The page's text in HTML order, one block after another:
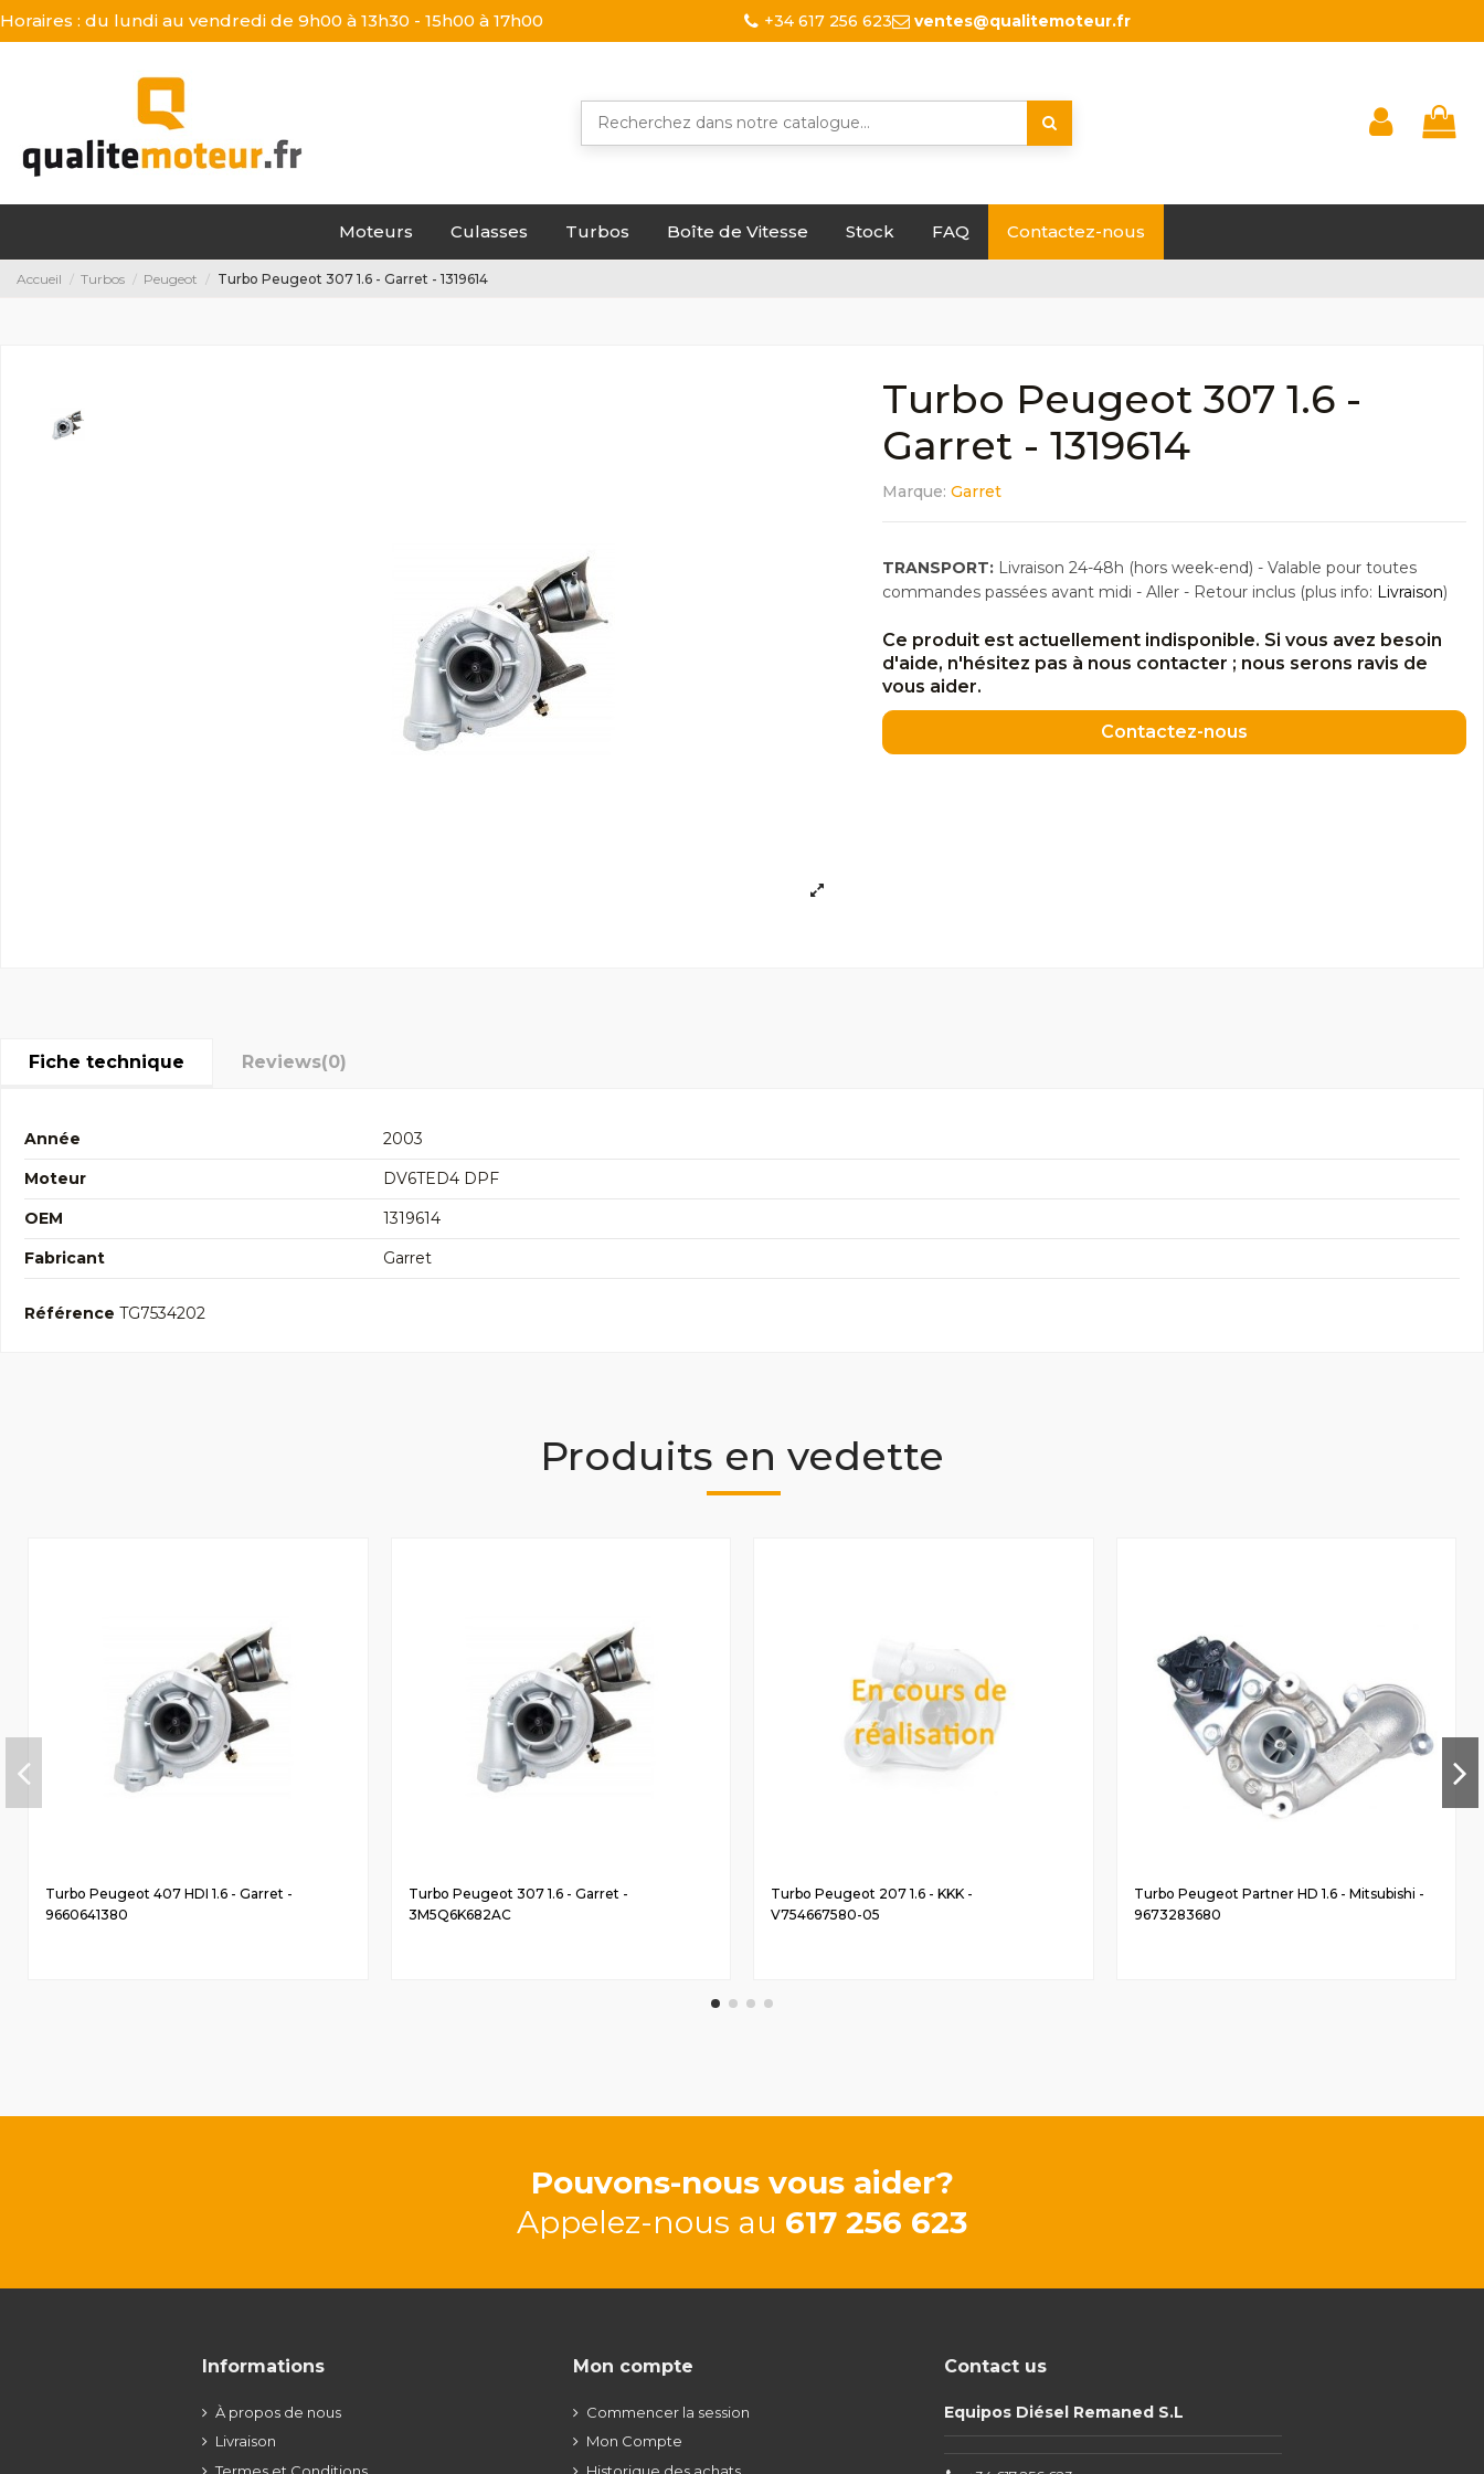
Horaires : du lundi au vendredi de 9h00 à 13h30 - 15h00 à 17h00 +34 617 256 623 ventes@qualitemoteur.fr
Moteurs Culasses Turbos Boîte de Vitesse Stock FAQ Contactez-nous
Accueil Turbos Peugeot Turbo Peugeot 307 1.6 - Garret - 1319614
Turbo Peugeot 307 1.6 -
Garret - 1319614
Marque: Garret
TRANSPORT: Livraison 24-48h (hors week-end) - Valable pour toutes
commandes passées avant midi - Aller - Retour inclus (plus info: Livraison)
Ce produit est actuellement indisponible. Si vous avez besoin
d'aide, n'hésitez pas à nous contacter ; nous serons ravis de
vous aider.
Contactez-nous
Fiche technique Reviews(0)
Année
2003
Moteur
DV6TED4 DPF
OEM
1319614
Fabricant
Garret
Référence TG7534202
Produits en vedette
Turbo Peugeot 407 HDI 1.6 - Garret -
9660641380
Turbo Peugeot 307 1.6 - Garret -
3M5Q6K682AC
Turbo Peugeot 207 1.6 - KKK -
V754667580-05
Turbo Peugeot Partner HD 1.6 - Mitsubishi -
9673283680
Pouvons-nous vous aider?
Appelez-nous au 617 256 623
Informations
À propos de nous
Livraison
Mon compte
Commencer la session
Mon Compte
Contact us
Equipos Diésel Remaned S.L